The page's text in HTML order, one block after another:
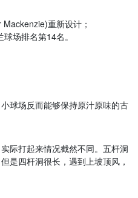
重新设计；
场排名第14名。
球场反而能够保持原汁原味的古
际打起来情况截然不同。五杆洞
是四杆洞很长，遇到上坡顶风，